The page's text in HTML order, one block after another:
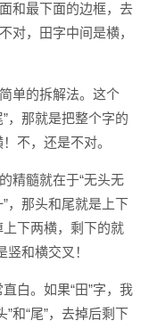
和最下面的边框，去
对，田字中间是横，
单的拆解法。这个
，那就是把整个字的
不，还是不对。
精髓就在于“无头无
”，那头和尾就是上下
下两横，剩下的就
竖和横交叉！
白。如果“田”字，我
和“尾”，去掉后剩下